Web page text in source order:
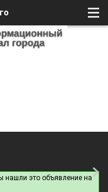
нашли это объявление на